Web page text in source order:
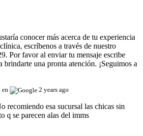
conocer más acerca de tu experiencia
escríbenos a través de nuestro
Por favor al enviar tu mensaje escribe
brindarte una pronta atención. ¡Seguimos a
en 2 years ago
recomiendo esa sucursal las chicas sin
q se parecen alas del imms